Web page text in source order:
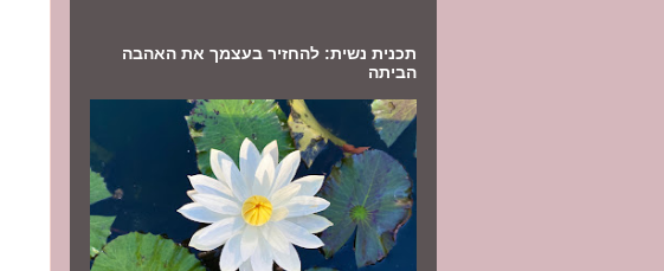
תכנית נשית: להחזיר בעצמך את האהבה
הביתה